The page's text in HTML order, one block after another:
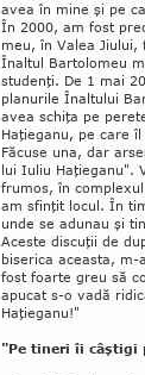
avea în mine şi pe
În 2000, am fost
meu, în Valea Jiului,
Înaltul Bartolomeu
studenţi. De 1 mai
pla­nurile Înaltului
avea schiţa pe
Haţieganu, pe care
Făcuse una, dar
lui Iuliu Ha­ţieganu".
frumos, în
am sfinţit locul. În
unde se adunau şi
Aceste discuţii de
biserica aceasta,
fost foarte greu să
apucat s-o vadă
Haţieganu!"
"Pe tineri îi câştigi